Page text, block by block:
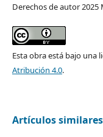
Derechos de autor
Esta obra está bajo una
Atribución 4.0.
Artículos similares